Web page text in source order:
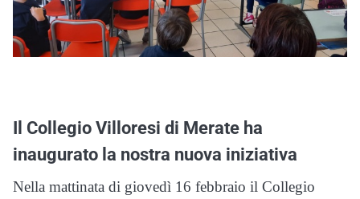
Il Collegio Villoresi di Merate ha
inaugurato la nostra nuova iniziativa
Nella mattinata di giovedì 16 febbraio il Collegio